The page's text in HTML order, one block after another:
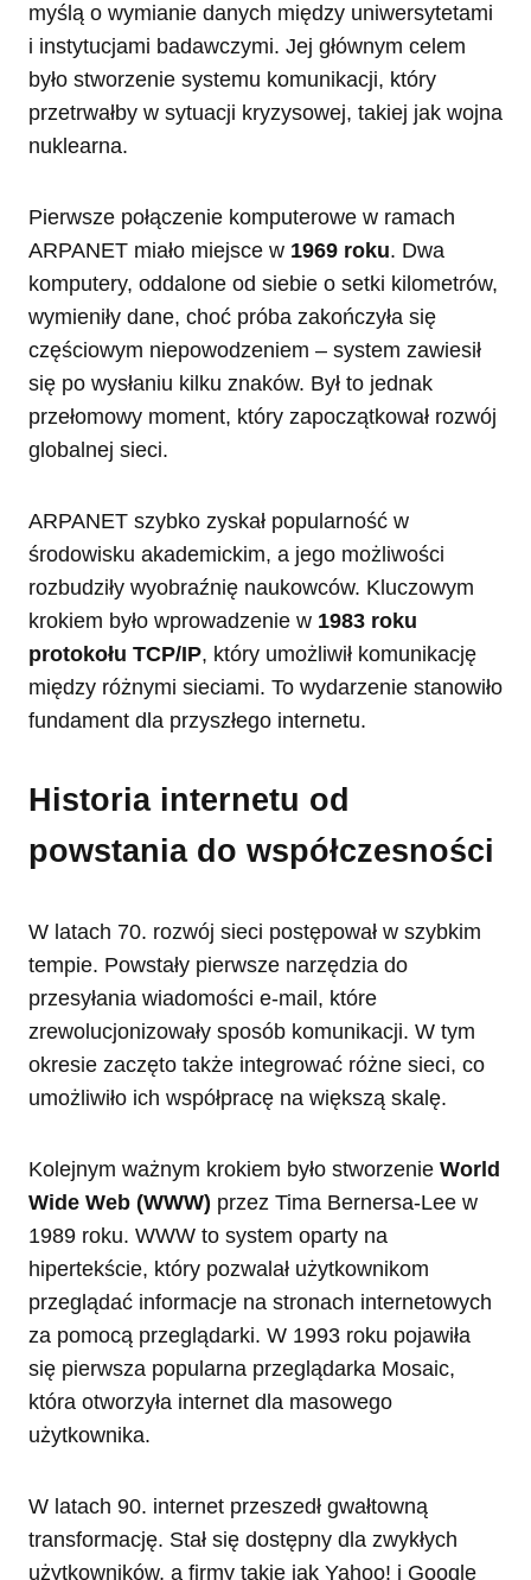
myślą o wymianie danych między uniwersytetami
i instytucjami badawczymi. Jej głównym celem
było stworzenie systemu komunikacji, który
przetrwałby w sytuacji kryzysowej, takiej jak wojna
nuklearna.
Pierwsze połączenie komputerowe w ramach
ARPANET miało miejsce w 1969 roku. Dwa
komputery, oddalone od siebie o setki kilometrów,
wymieniły dane, choć próba zakończyła się
częściowym niepowodzeniem – system zawiesił
się po wysłaniu kilku znaków. Był to jednak
przełomowy moment, który zapoczątkował rozwój
globalnej sieci.
ARPANET szybko zyskał popularność w
środowisku akademickim, a jego możliwości
rozbudziły wyobraźnię naukowców. Kluczowym
krokiem było wprowadzenie w 1983 roku
protokołu TCP/IP, który umożliwił komunikację
między różnymi sieciami. To wydarzenie stanowiło
fundament dla przyszłego internetu.
Historia internetu od
powstania do współczesności
W latach 70. rozwój sieci postępował w szybkim
tempie. Powstały pierwsze narzędzia do
przesyłania wiadomości e-mail, które
zrewolucjonizowały sposób komunikacji. W tym
okresie zaczęto także integrować różne sieci, co
umożliwiło ich współpracę na większą skalę.
Kolejnym ważnym krokiem było stworzenie World
Wide Web (WWW) przez Tima Bernersa-Lee w
1989 roku. WWW to system oparty na
hipertekście, który pozwalał użytkownikom
przeglądać informacje na stronach internetowych
za pomocą przeglądarki. W 1993 roku pojawiła
się pierwsza popularna przeglądarka Mosaic,
która otworzyła internet dla masowego
użytkownika.
W latach 90. internet przeszedł gwałtowną
transformację. Stał się dostępny dla zwykłych
użytkowników, a firmy takie jak Yahoo! i Google